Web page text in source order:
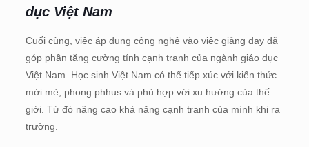
dục Việt Nam
Cuối cùng, việc áp dụng công nghệ vào việc giảng dạy đã
góp phần tăng cường tính cạnh tranh của ngành giáo dục
Việt Nam. Học sinh Việt Nam có thể tiếp xúc với kiến thức
mới mẻ, phong phhus và phù hợp với xu hướng của thế
giới. Từ đó nâng cao khả năng cạnh tranh của mình khi ra
trường.